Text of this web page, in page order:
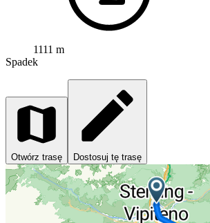
1111 m
Spadek
Otwórz trasę Dostosuj tę trasę